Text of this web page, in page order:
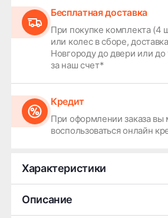
Бесплатная доставка
При покупке комплекта (4
или колес в сборе,
Новгороду до двери или
за наш счет*
Кредит
При оформлении заказа
воспользоваться онлайн
Характеристики
Производитель
Ширина
8.5
Описание